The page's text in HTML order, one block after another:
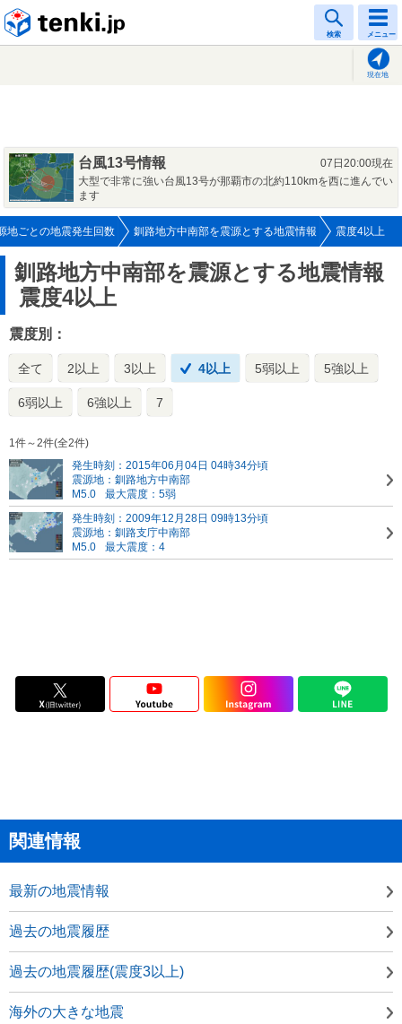
検索 メニュー
現在地
台風13号情報
07日20:00現在
大型で非常に強い台風13号が那覇市の北約110kmを西に進んでい
ます
地ごとの地震発生回数 釧路地方中南部を震源とする地震情報 震度4以上
釧路地方中南部を震源とする地震情報
震度4以上
震度別：
全て 2以上 3以上 4以上 5弱以上 5強以上
6弱以上 6強以上 7
1件～2件(全2件)
発生時刻：2015年06月04日 04時34分頃
震源地：釧路地方中南部
M5.0
最大震度：5弱
発生時刻：2009年12月28日 09時13分頃
震源地：釧路支庁中南部
M5.0
最大震度：4
関連情報
最新の地震情報
過去の地震履歴
過去の地震履歴(震度3以上)
海外の大きな地震